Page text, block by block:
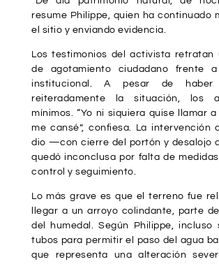
resume Philippe, quien ha continuado
el sitio y enviando evidencia.
Los testimonios del activista retratan
de agotamiento ciudadano frente
institucional. A pesar de haber
reiteradamente la situación, los
mínimos. “Yo ni siquiera quise llamar
me cansé”, confiesa. La intervención
dio —con cierre del portón y desalojo
quedó inconclusa por falta de
control y seguimiento.
Lo más grave es que el terreno fue
llegar a un arroyo colindante, parte
del humedal. Según Philippe, incluso
tubos para permitir el paso del agua
que representa una alteración